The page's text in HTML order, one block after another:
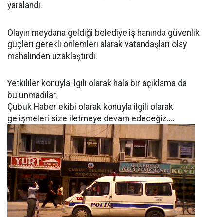
yaralandı.
Olayın meydana geldiği belediye iş hanında güvenlik
güçleri gerekli önlemleri alarak vatandaşları olay
mahalinden uzaklaştırdı.
Yetkililer konuyla ilgili olarak hala bir açıklama da
bulunmadılar.
Çubuk Haber ekibi olarak konuyla ilgili olarak
gelişmeleri size iletmeye devam edeceğiz....